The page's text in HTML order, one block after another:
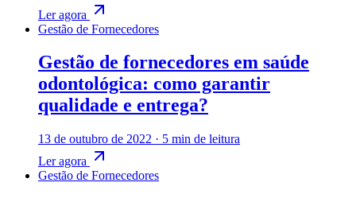
Ler agora
Gestão de Fornecedores
Gestão de fornecedores em saúde
odontológica: como garantir
qualidade e entrega?
13 de outubro de 2022 · 5 min de leitura
Ler agora
Gestão de Fornecedores